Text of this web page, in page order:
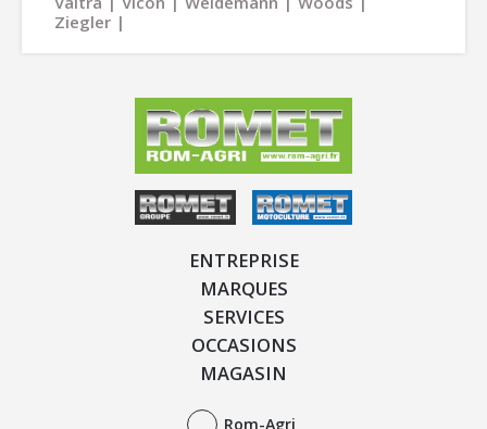
Ziegler
ENTREPRISE
MARQUES
SERVICES
OCCASIONS
MAGASIN
Rom-Agri